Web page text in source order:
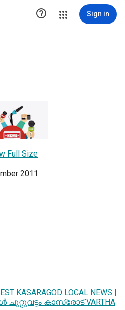
 Sign in
Full Size
2011
KASARAGOD LOCAL NEWS |
കാസ്രോട് VARTHA